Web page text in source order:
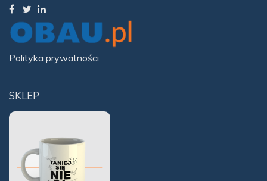
SKLEP
Polityka prywatności